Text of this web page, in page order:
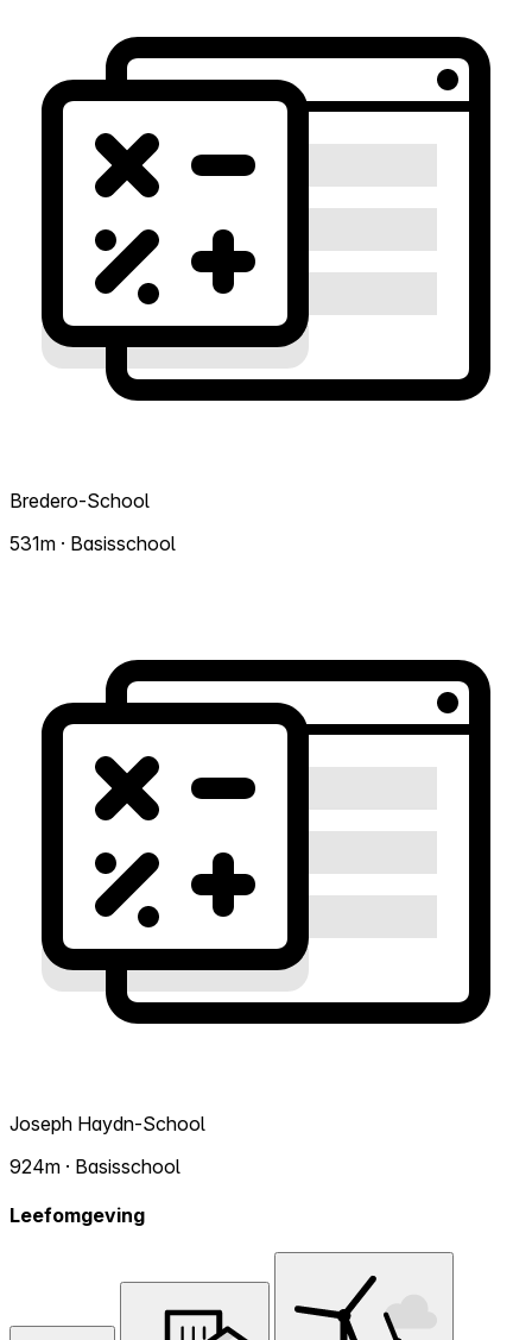
Bredero-School
531m · Basisschool
Joseph Haydn-School
924m · Basisschool
Leefomgeving